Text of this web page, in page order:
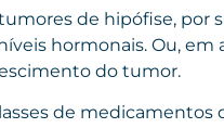
de hipófise, por
hormonais. Ou, em
do tumor.
de medicamentos